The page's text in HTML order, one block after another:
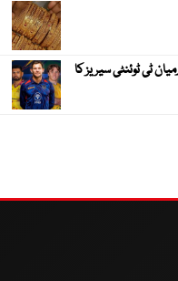
درمیان ٹی ٹوئنٹی سیریز کا